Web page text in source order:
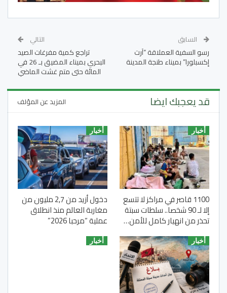
السابق
رسو السفية العملاقة “آرت
إكسبلورا” بميناء طنجة المدينة
التالي
تراجع كمية مفرغات الصيد
البحري بميناء المضيق بـ 26 في
المائة حتى متم غشت الماضي
قد يعجبك ايضا المزيد عن المؤلف
أخبار
1100 قاصر في مراكز لا تتسع
إلا لـ 90 شخصا.. سلطات سبتة
تحذر من انهيار كامل للأمن…
أخبار
دخول أزيد من 2,7 مليون من
مغاربة العالم منذ انطلاق
عملية “مرحبا 2026”
أخبار أخبار